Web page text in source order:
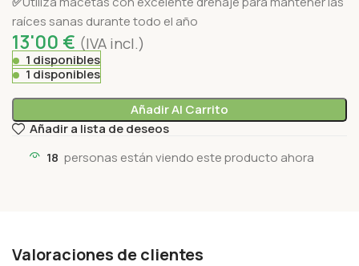
raíces sanas durante todo el año
13'00 € (IVA incl.)
1 disponibles
1 disponibles
Añadir Al Carrito
Añadir a lista de deseos
18 personas están viendo este producto ahora
Valoraciones de clientes